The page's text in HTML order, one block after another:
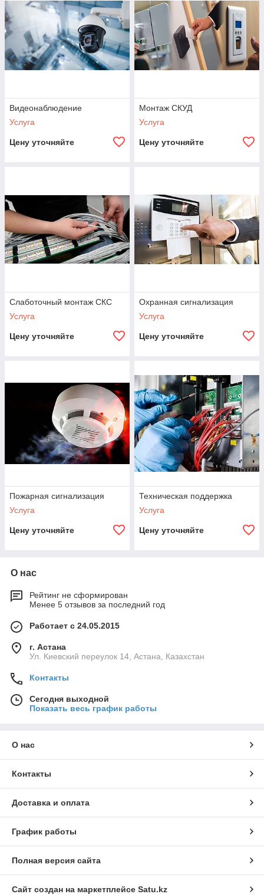
Видеонаблюдение
Услуга
Цену уточняйте
Монтаж СКУД
Услуга
Цену уточняйте
Слаботочный монтаж СКС
Услуга
Цену уточняйте
Охранная сигнализация
Услуга
Цену уточняйте
Пожарная сигнализация
Услуга
Цену уточняйте
Техническая поддержка
Услуга
Цену уточняйте
О нас
Рейтинг не сформирован
Менее 5 отзывов за последний год
Работает с 24.05.2015
г. Астана
Ул. Киевский переулок 14, Астана, Казахстан
Контакты
Сегодня выходной
Показать весь график работы
О нас
Контакты
Доставка и оплата
График работы
Полная версия сайта
Сайт создан на маркетплейсе Satu.kz